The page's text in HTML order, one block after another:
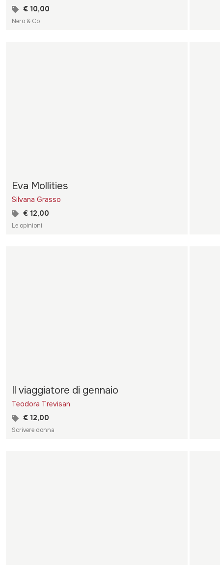
€ 10,00
Nero & Co
Eva Mollities
Silvana Grasso
€ 12,00
Le opinioni
Il viaggiatore di gennaio
Teodora Trevisan
€ 12,00
Scrivere donna